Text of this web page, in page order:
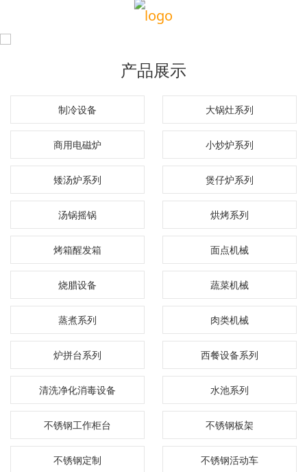
产品展示
制冷设备 大锅灶系列
商用电磁炉 小炒炉系列
矮汤炉系列 煲仔炉系列
汤锅摇锅 烘烤系列
烤箱醒发箱 面点机械
烧腊设备 蔬菜机械
蒸煮系列 肉类机械
炉拼台系列 西餐设备系列
清洗净化消毒设备 水池系列
不锈钢工作柜台 不锈钢板架
不锈钢定制 不锈钢活动车